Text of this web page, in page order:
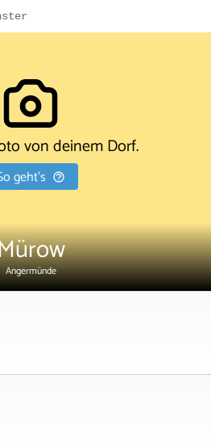
von deinem Dorf.
geht's
Angermünde